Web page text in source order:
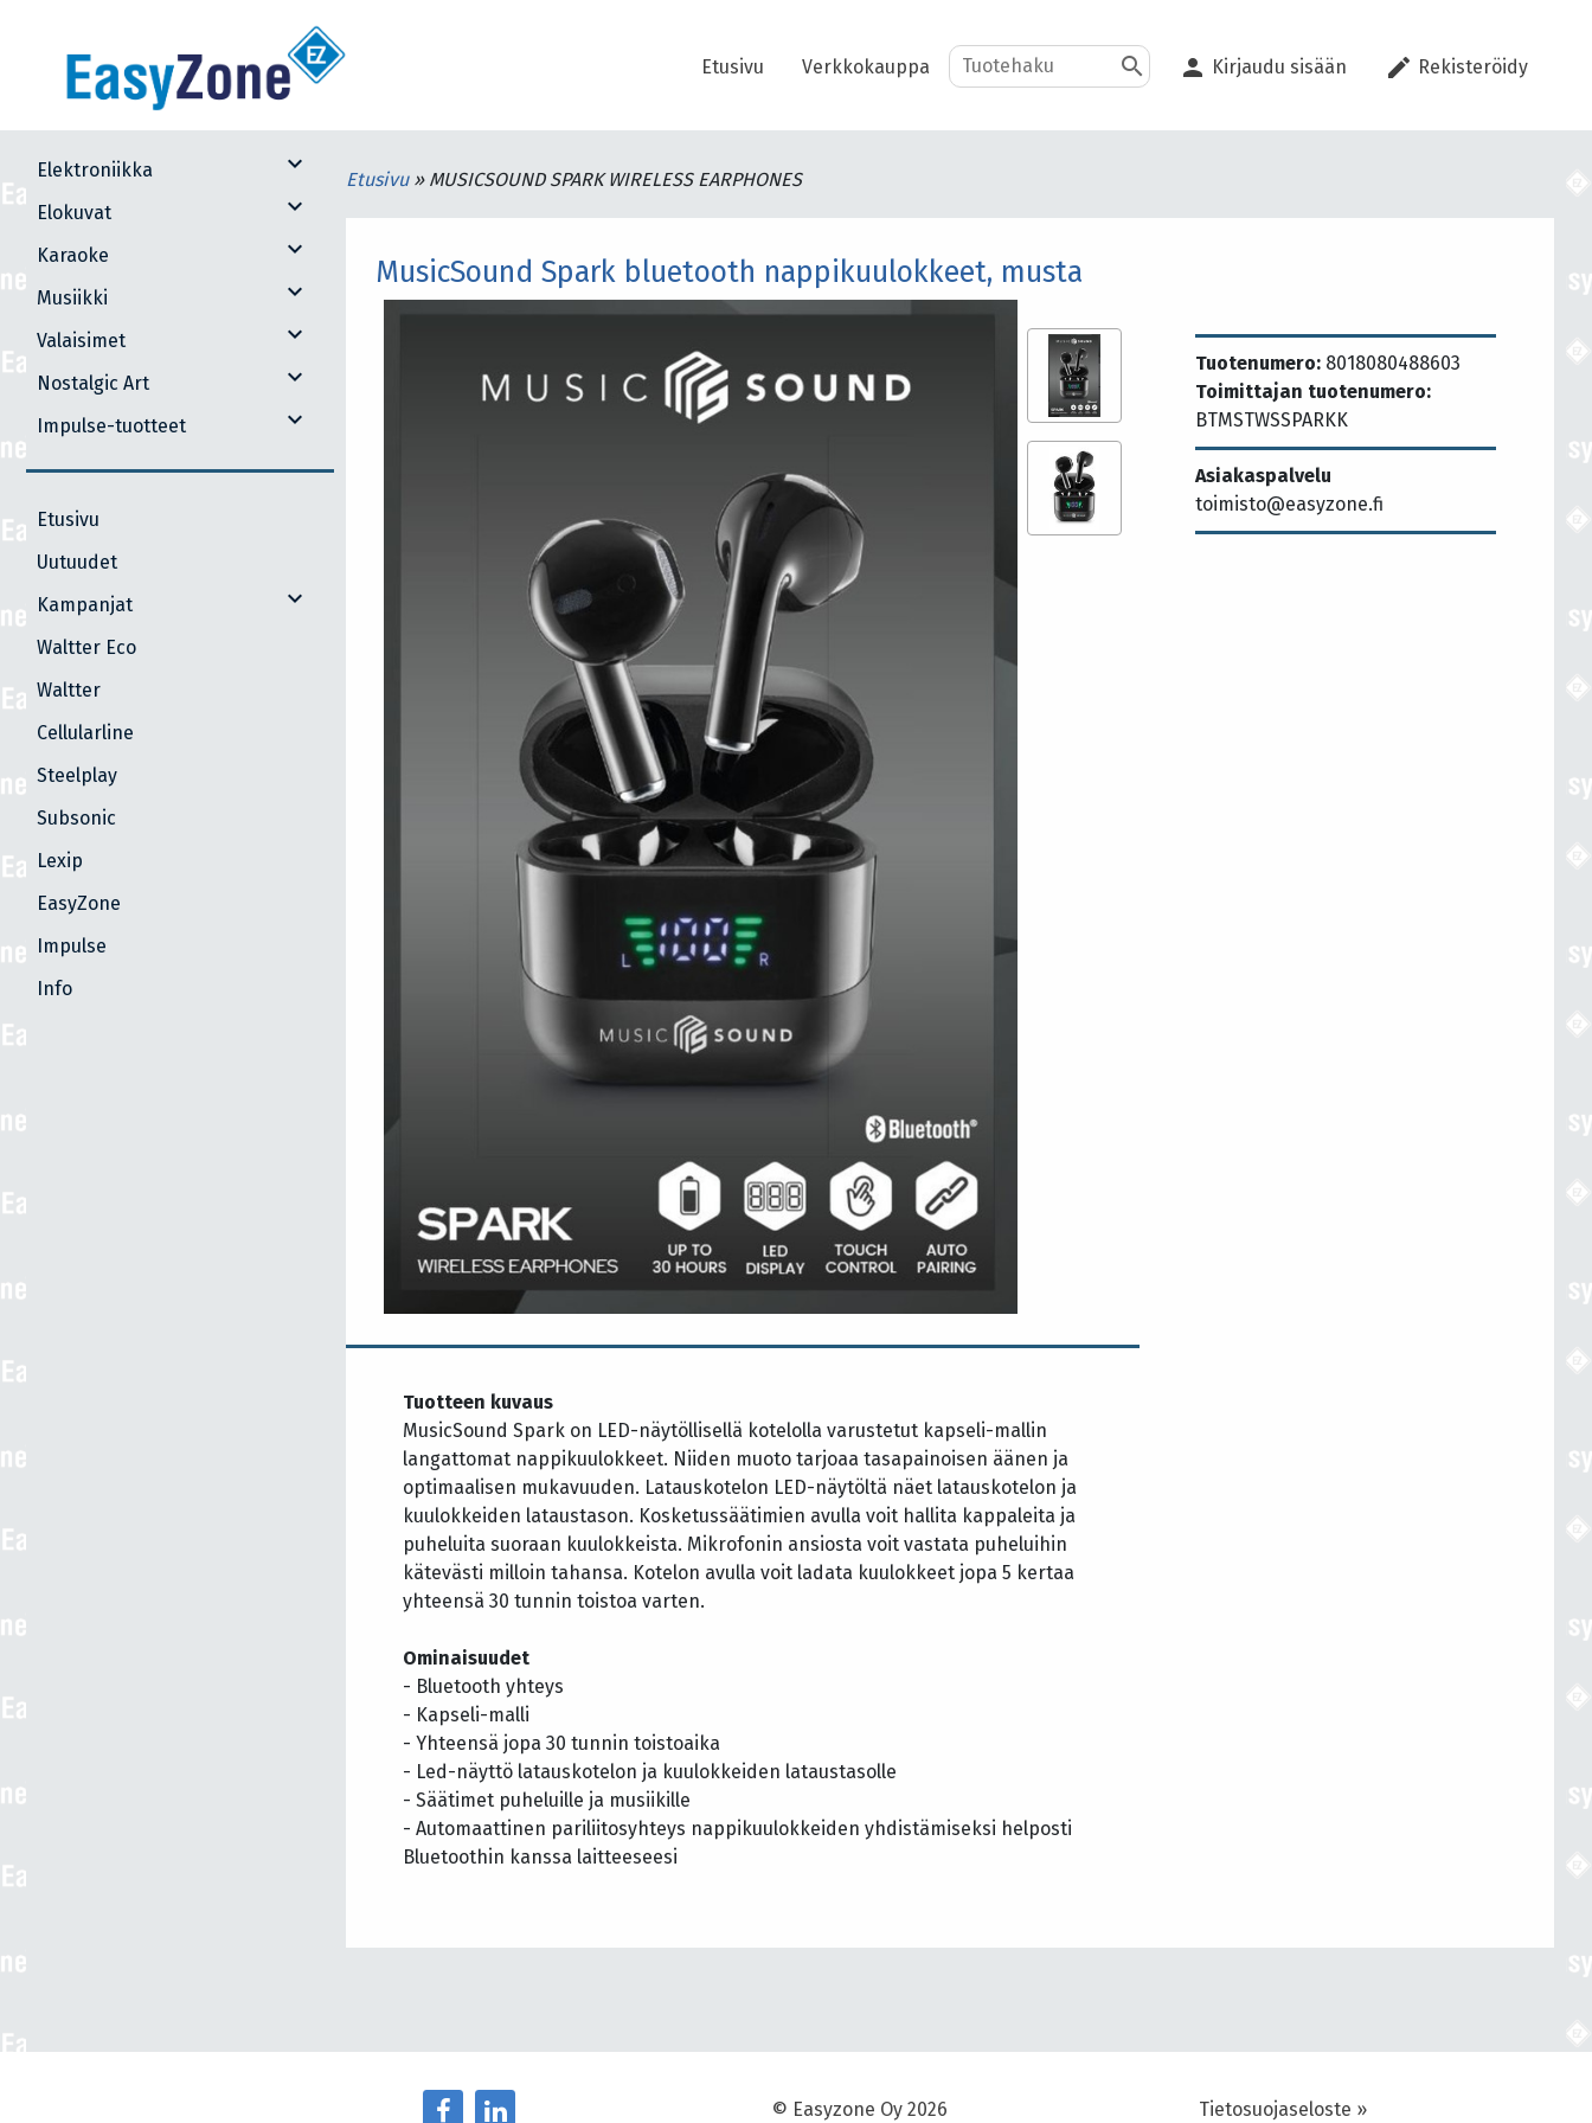
Etusivu Verkkokauppa search person Kirjaudu sisään edit Rekisteröidy
Etusivu »MUSICSOUND SPARK WIRELESS EARPHONES
MusicSound Spark bluetooth nappikuulokkeet, musta
Tuotenumero: 8018080488603
Toimittajan tuotenumero:
BTMSTWSSPARKK
Asiakaspalvelu
toimisto@easyzone.fi
Tuotteen kuvaus
MusicSound Spark on LED-näytöllisellä kotelolla varustetut kapseli-mallin
langattomat nappikuulokkeet. Niiden muoto tarjoaa tasapainoisen äänen ja
optimaalisen mukavuuden. Latauskotelon LED-näytöltä näet latauskotelon ja
kuulokkeiden lataustason. Kosketussäätimien avulla voit hallita kappaleita ja
puheluita suoraan kuulokkeista. Mikrofonin ansiosta voit vastata puheluihin
kätevästi milloin tahansa. Kotelon avulla voit ladata kuulokkeet jopa 5 kertaa
yhteensä 30 tunnin toistoa varten.
Ominaisuudet
- Bluetooth yhteys
- Kapseli-malli
- Yhteensä jopa 30 tunnin toistoaika
- Led-näyttö latauskotelon ja kuulokkeiden lataustasolle
- Säätimet puheluille ja musiikille
- Automaattinen pariliitosyhteys nappikuulokkeiden yhdistämiseksi helposti
Bluetoothin kanssa laitteeseesi
Elektroniikka expand_more
Elokuvat expand_more
Karaoke expand_more
Musiikki expand_more
Valaisimet expand_more
Nostalgic Art expand_more
Impulse-tuotteet expand_more
Etusivu
Uutuudet
Kampanjat
expand_more
Waltter Eco
Waltter
Cellularline
Steelplay
Subsonic
Lexip
EasyZone
Impulse
Info
© Easyzone Oy 2026 Tietosuojaseloste »